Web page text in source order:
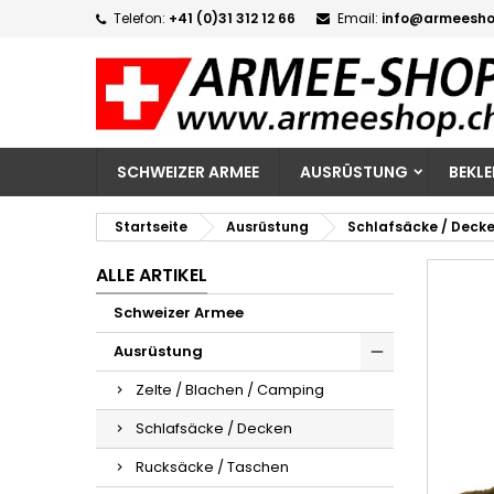
Telefon: +41 (0)31 312 12 66 Email:
SCHWEIZER ARMEE AUSRÜSTUNG
Startseite Ausrüstung Schlafsäcke /
ALLE ARTIKEL
Schweizer Armee
Ausrüstung
Zelte / Blachen / Camping
Schlafsäcke / Decken
Rucksäcke / Taschen
add_circle_outline